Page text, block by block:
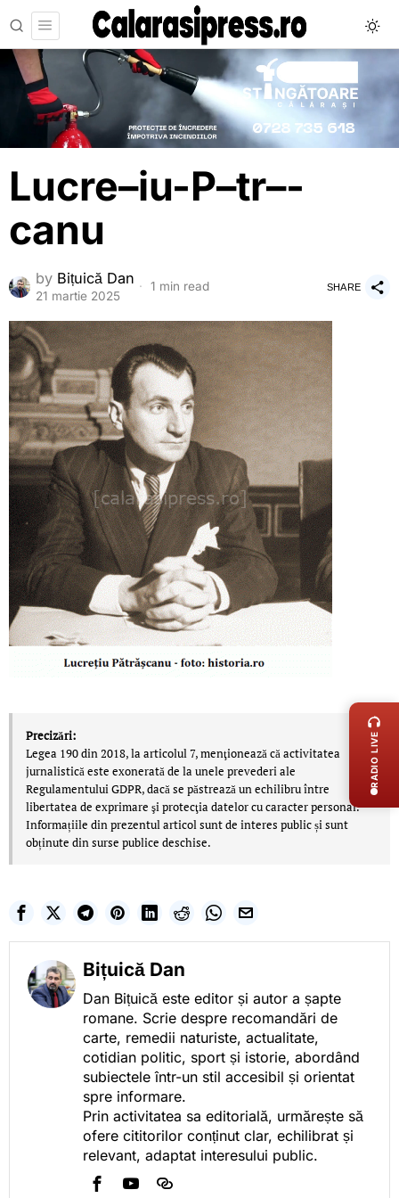
Lucre–iu-P–tr–-
canu
by Bițuică Dan
21 martie 2025
1 min read SHARE
Precizări:
Legea 190 din 2018, la articolul 7, menţionează că activitatea
jurnalistică este exonerată de la unele prevederi ale
Regulamentului GDPR, dacă se păstrează un echilibru între
libertatea de exprimare şi protecţia datelor cu caracter personal.
Informațiile din prezentul articol sunt de interes public și sunt
obținute din surse publice deschise.
Bițuică Dan
Dan Bițuică este editor și autor a șapte
romane. Scrie despre recomandări de
carte, remedii naturiste, actualitate,
cotidian politic, sport și istorie, abordând
subiectele într-un stil accesibil și orientat
spre informare.
Prin activitatea sa editorială, urmărește să
ofere cititorilor conținut clar, echilibrat și
relevant, adaptat interesului public.
RADIO LIVE